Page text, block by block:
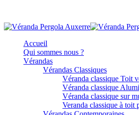
Accueil
Qui sommes nous ?
Vérandas
Vérandas Classiques
Véranda classique Toit
Véranda classique
Véranda classique sur
Veranda classique à toit